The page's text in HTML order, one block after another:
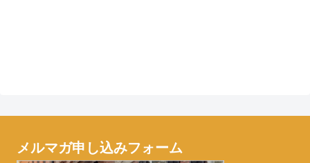
メルマガ申し込みフォーム